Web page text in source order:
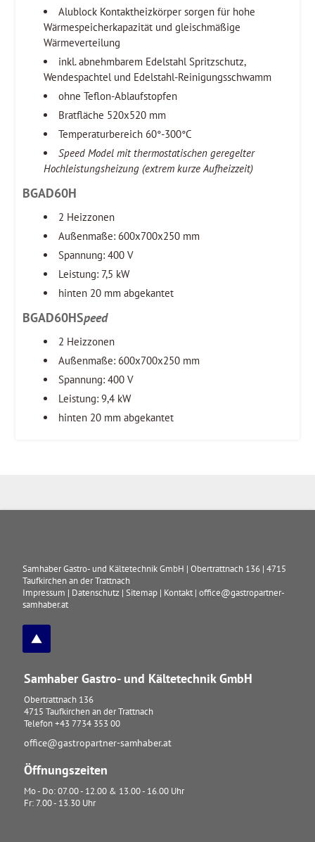
Alublock Kontaktheizkörper sorgen für hohe
Wärmespeicherkapazität und gleischmäßige
Wärmeverteilung
inkl. abnehmbarem Edelstahl Spritzschutz,
Wendespachtel und Edelstahl-Reinigungsschwamm
ohne Teflon-Ablaufstopfen
Bratfläche 520x520 mm
Temperaturbereich 60°-300°C
Speed Model mit thermostatischen geregelter
Hochleistungsheizung (extrem kurze Aufheizzeit)
BGAD60H
2 Heizzonen
Außenmaße: 600x700x250 mm
Spannung: 400 V
Leistung: 7,5 kW
hinten 20 mm abgekantet
BGAD60HSpeed
2 Heizzonen
Außenmaße: 600x700x250 mm
Spannung: 400 V
Leistung: 9,4 kW
hinten 20 mm abgekantet
Samhaber Gastro- und Kältetechnik GmbH |Obertrattnach 136 |4715
Taufkirchen an der Trattnach
Impressum | Datenschutz |Sitemap | Kontakt |office@gastropartner-
samhaber.at
Samhaber Gastro- und Kältetechnik GmbH
Obertrattnach 136
4715 Taufkirchen an der Trattnach
Telefon +43 7734 353 00
office@gastropartner-samhaber.at
Öffnungszeiten
Mo - Do: 07.00 - 12.00 & 13.00 - 16.00 Uhr
Fr: 7.00 - 13.30 Uhr